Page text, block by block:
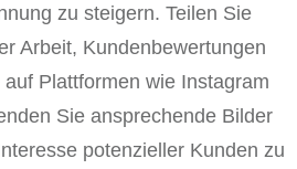
zu steigern. Teilen Sie
Arbeit, Kundenbewertungen
Plattformen wie Instagram
Sie ansprechende Bilder
potenzieller Kunden zu